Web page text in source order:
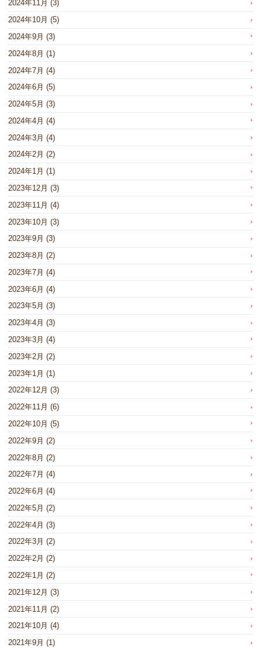
2024年11月 (3)
2024年10月 (5)
2024年9月 (3)
2024年8月 (1)
2024年7月 (4)
2024年6月 (5)
2024年5月 (3)
2024年4月 (4)
2024年3月 (4)
2024年2月 (2)
2024年1月 (1)
2023年12月 (3)
2023年11月 (4)
2023年10月 (3)
2023年9月 (3)
2023年8月 (2)
2023年7月 (4)
2023年6月 (4)
2023年5月 (3)
2023年4月 (3)
2023年3月 (4)
2023年2月 (2)
2023年1月 (1)
2022年12月 (3)
2022年11月 (6)
2022年10月 (5)
2022年9月 (2)
2022年8月 (2)
2022年7月 (4)
2022年6月 (4)
2022年5月 (2)
2022年4月 (3)
2022年3月 (2)
2022年2月 (2)
2022年1月 (2)
2021年12月 (3)
2021年11月 (2)
2021年10月 (4)
2021年9月 (1)